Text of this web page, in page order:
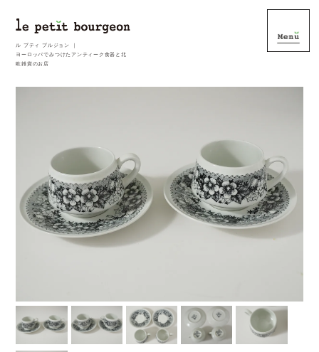
ル プティ ブルジョン ｜
ヨーロッパでみつけたアンティーク食器と北
欧雑貨のお店